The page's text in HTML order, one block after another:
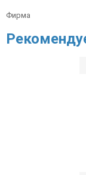
Фирма